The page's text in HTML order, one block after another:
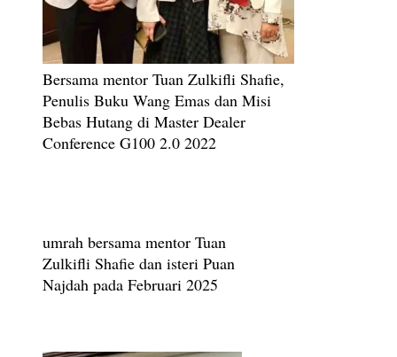
Bersama mentor Tuan Zulkifli Shafie,
Penulis Buku Wang Emas dan Misi
Bebas Hutang di Master Dealer
Conference G100 2.0 2022
umrah bersama mentor Tuan
Zulkifli Shafie dan isteri Puan
Najdah pada Februari 2025